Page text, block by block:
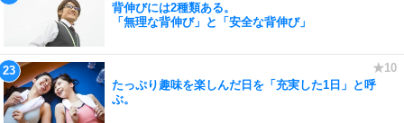
背伸びには2種類ある。
「無理な背伸び」と「安全な背伸び」
たっぷり趣味を楽しんだ日を「充実した1日」と呼
ぶ。